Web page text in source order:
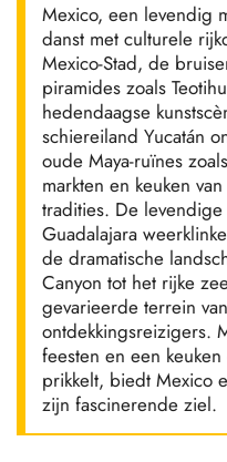
Mexico, een levendig
danst met culturele
Mexico-Stad, de
piramides zoals
hedendaagse
schiereiland Yucatán
oude Maya-ruïnes
markten en keuken
tradities. De
Guadalajara
de dramatische
Canyon tot het rijke
gevarieerde terrein
ontdekkingsreizigers.
feesten en een
prikkelt, biedt Mexico
zijn fascinerende ziel.